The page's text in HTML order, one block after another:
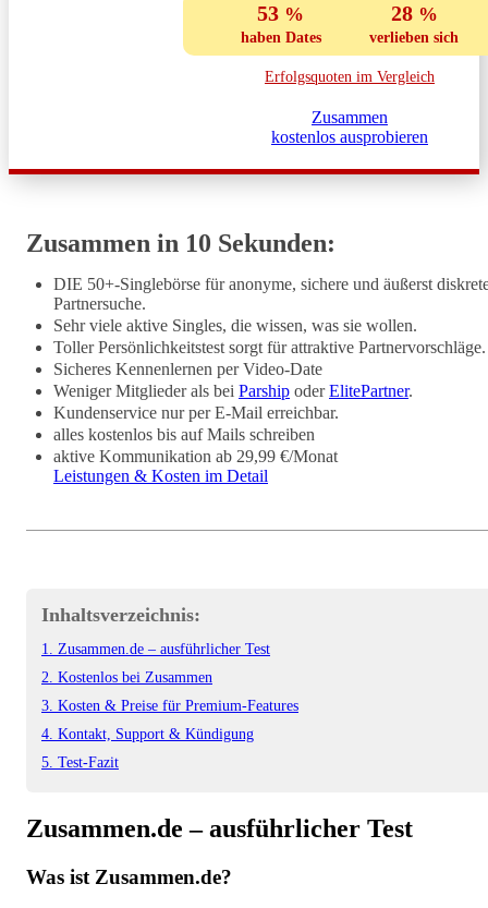
53
haben Dates
28
verlieben sich
Erfolgsquoten im Vergleich
Zusammen
kostenlos ausprobieren
Zusammen in 10 Sekunden:
DIE 50+-Singlebörse für anonyme, sichere und äußerst
Partnersuche.
Sehr viele aktive Singles, die wissen, was sie wollen.
Toller Persönlichkeitstest sorgt für attraktive Partnervorschläge.
Sicheres Kennenlernen per Video-Date
Weniger Mitglieder als bei Parship oderElitePartner.
Kundenservice nur per E-Mail erreichbar.
alles kostenlos bis auf Mails schreiben
aktive Kommunikation ab 29,99 €/Monat
Leistungen & Kosten im Detail
Inhaltsverzeichnis:
1. Zusammen.de – ausführlicher Test
2. Kostenlos bei Zusammen
3. Kosten & Preise für Premium-Features
4. Kontakt, Support & Kündigung
5. Test-Fazit
Zusammen.de – ausführlicher Test
Was ist Zusammen.de?